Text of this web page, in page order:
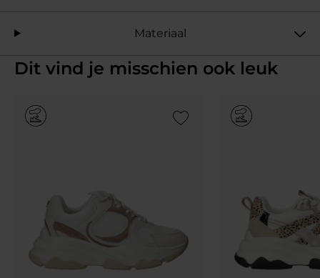
Materiaal
Dit vind je misschien ook leuk
Add to Wishlist